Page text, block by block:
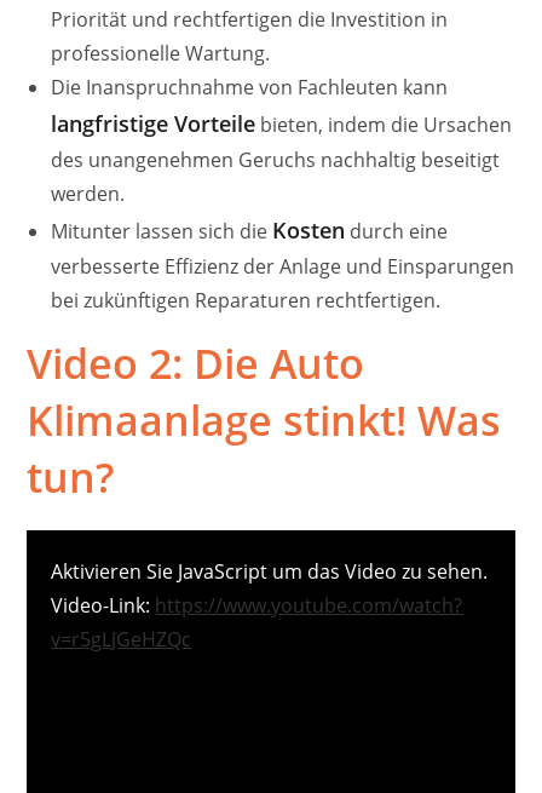
Priorität und rechtfertigen die Investition in
professionelle Wartung.
Die Inanspruchnahme von Fachleuten kann
langfristige Vorteile bieten, indem die Ursachen
des unangenehmen Geruchs nachhaltig beseitigt
werden.
Mitunter lassen sich die Kosten durch eine
verbesserte Effizienz der Anlage und Einsparungen
bei zukünftigen Reparaturen rechtfertigen.
Video 2: Die Auto
Klimaanlage stinkt! Was
tun?
Aktivieren Sie JavaScript um das Video zu sehen.
Video-Link: https://www.youtube.com/watch?
v=r5gLJGeHZQc